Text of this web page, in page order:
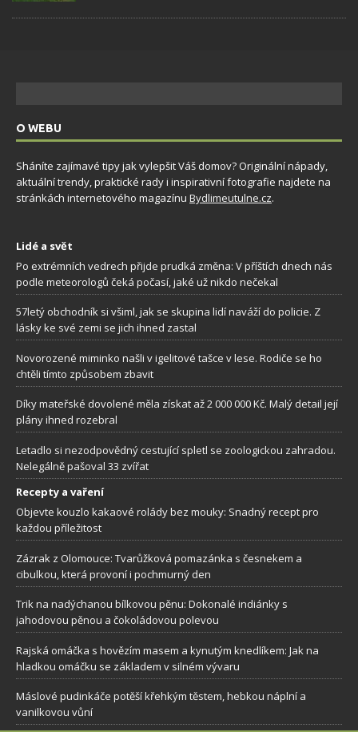
O WEBU
Sháníte zajímavé tipy jak vylepšit Váš domov? Originální nápady,
aktuální trendy, praktické rady i inspirativní fotografie najdete na
stránkách internetového magazínu Bydlimeutulne.cz.
Lidé a svět
Po extrémních vedrech přijde prudká změna: V příštích dnech nás
podle meteorologů čeká počasí, jaké už nikdo nečekal
57letý obchodník si všiml, jak se skupina lidí naváží do policie. Z
lásky ke své zemi se jich ihned zastal
Novorozené miminko našli v igelitové tašce v lese. Rodiče se ho
chtěli tímto způsobem zbavit
Díky mateřské dovolené měla získat až 2 000 000 Kč. Malý detail její
plány ihned rozebral
Letadlo si nezodpovědný cestující spletl se zoologickou zahradou.
Nelegálně pašoval 33 zvířat
Recepty a vaření
Objevte kouzlo kakaové rolády bez mouky: Snadný recept pro
každou příležitost
Zázrak z Olomouce: Tvarůžková pomazánka s česnekem a
cibulkou, která provoní i pochmurný den
Trik na nadýchanou bílkovou pěnu: Dokonalé indiánky s
jahodovou pěnou a čokoládovou polevou
Rajská omáčka s hovězím masem a kynutým knedlíkem: Jak na
hladkou omáčku se základem v silném vývaru
Máslové pudinkáče potěší křehkým těstem, hebkou náplní a
vanilkovou vůní